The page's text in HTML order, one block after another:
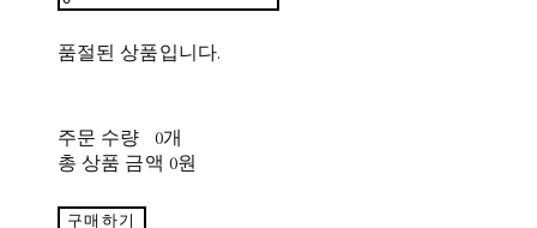
품절된 상품입니다.
주문 수량
0개
총 상품 금액 0원
구매하기